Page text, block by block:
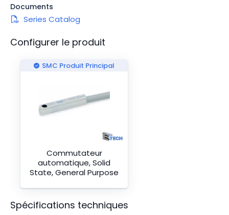
Documents
Series Catalog
Configurer le produit
Commutateur
automatique, Solid
State, General Purpose
SMC Produit Principal
Spécifications techniques